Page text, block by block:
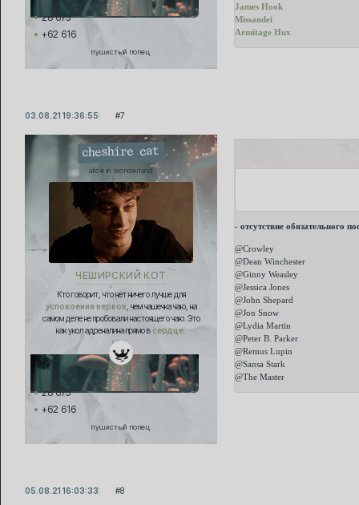
28 675
+62 616
пушистый попец
James Hook
Missandei
Armitage Hux
7
03.08.21 19:36:55
cheshire cat
alice in wonderland
ЧЕШИРСКИЙ КОТ
Кто говорит, что нет ничего лучше для
успокоения нервов , чем чашечка чаю, на
самом деле не пробовали настоящего чаю. Это
как укол адреналина прямо в сердце.
28 675
+62 616
пушистый попец
- отсутствие обязательного
@Crowleу
@Dean Winchester
@Ginny Weasley
@Jessica Jones
@John Shepard
@Jon Snow
@Lydia Martin
@Peter B. Parker
@Remus Lupin
@Sansa Stark
@The Master
8
05.08.21 16:03:33